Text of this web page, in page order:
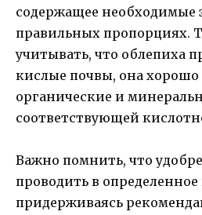
содержащее необходимые
правильных пропорциях.
учитывать, что облепиха
кислые почвы, она хорошо
органические и
соответствующей
Важно помнить, что
проводить в определенное
придерживаясь